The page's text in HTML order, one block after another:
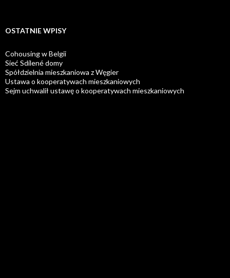
OSTATNIE WPISY
Cohousing w Belgii
Sieć Sdílené domy
Spółdzielnia mieszkaniowa z Węgier
Ustawa o kooperatywach mieszkaniowych
Sejm uchwalił ustawę o kooperatywach mieszkaniowych